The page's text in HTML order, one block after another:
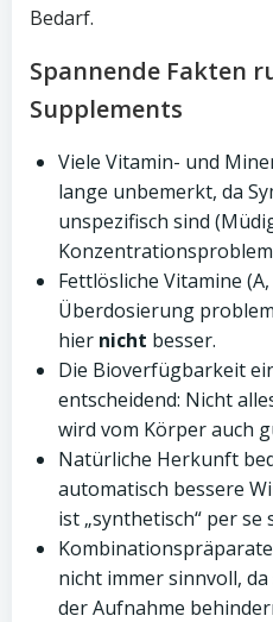
Bedarf.
Spannende Fakten
Supplements
Viele Vitamin- und
lange unbemerkt, da
unspezifisch sind
Fettlösliche Vitamine
Überdosierung
hier nicht besser.
Die Bioverfügbarkeit
entscheidend: Nicht
wird vom Körper auch
Natürliche Herkunft
automatisch bessere
ist „synthetisch“ per se
nicht immer sinnvoll,
der Aufnahme